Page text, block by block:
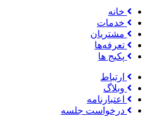
خانه
خدمات
مشتریان
تعرفه‌ها
پکیج ها
ارتباط
وبلاگ
اعتبارنامه
درخواست جلسه